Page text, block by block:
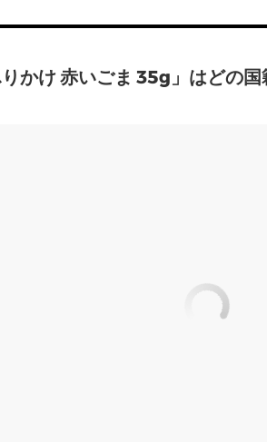
りかけ 赤いごま 35g」はどの